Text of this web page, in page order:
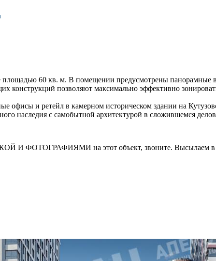
площадью 60 кв. м. В помещении предусмотрены панорамные
конструкций позволяют максимально эффективно
и ретейл в камерном историческом здании на
наследия с самобытной архитектурой в сложившемся
на этот объект, звоните. Высылаем в